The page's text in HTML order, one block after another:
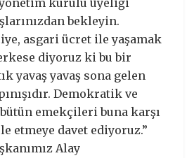
bekleyin.
asgari ücret ile yaşamak
diyoruz ki bu bir
yavaş yavaş sona gelen
Demokratik ve
emekçileri buna karşı
etmeye davet ediyoruz.”
Alay